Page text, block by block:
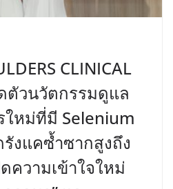
CLINICAL
ดตัวนวัตกรรมดูแล
หม่ที่มี Selenium
งแคซ้ำซากสูงถึง
ความเข้าใจใหม่